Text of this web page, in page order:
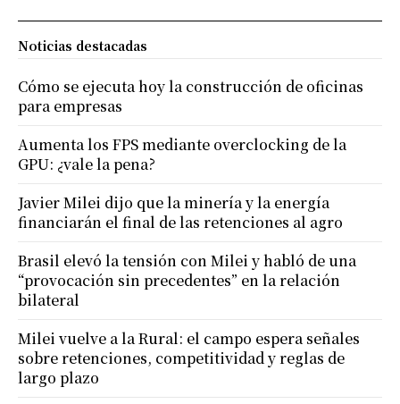
Noticias destacadas
Cómo se ejecuta hoy la construcción de oficinas
para empresas
Aumenta los FPS mediante overclocking de la
GPU: ¿vale la pena?
Javier Milei dijo que la minería y la energía
financiarán el final de las retenciones al agro
Brasil elevó la tensión con Milei y habló de una
“provocación sin precedentes” en la relación
bilateral
Milei vuelve a la Rural: el campo espera señales
sobre retenciones, competitividad y reglas de
largo plazo